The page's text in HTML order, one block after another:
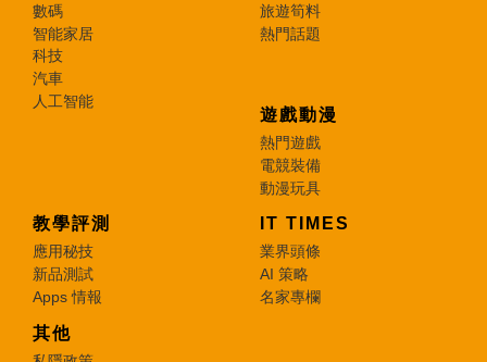
數碼
智能家居
科技
汽車
人工智能
旅遊筍料
熱門話題
遊戲動漫
熱門遊戲
電競裝備
動漫玩具
教學評測
應用秘技
新品測試
Apps 情報
IT TIMES
業界頭條
AI 策略
名家專欄
其他